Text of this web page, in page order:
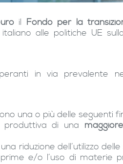
il Fondo per la
italiano alle politiche UE
in via prevalente
una o più delle seguenti
produttiva di una
riduzione dell’utilizzo
e/o l’uso di materie